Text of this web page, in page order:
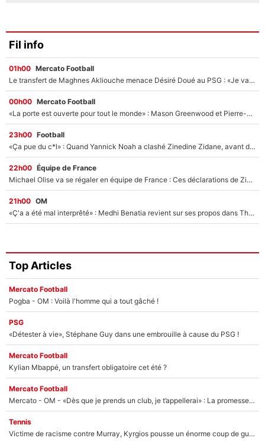
Fil info
01h00 Mercato Football
Le transfert de Maghnes Akliouche menace Désiré Doué au PSG : «Je valide à 200%»
00h00 Mercato Football
«La porte est ouverte pour tout le monde» : Mason Greenwood et Pierre-Emerick Aubameyang ont quitté l'OM, Amine Gouiri balance sur la suite du mercato et sur la réaction du vestiaire !
23h00 Football
«Ça pue du c*l» : Quand Yannick Noah a clashé Zinedine Zidane, avant de se faire recadrer par le nouveau sélectionneur de l'équipe de France !
22h00 Équipe de France
Michael Olise va se régaler en équipe de France : Ces déclarations de Zinedine Zidane qui prouvent qu'il va tout miser sur la star du Bayern Munich !
21h00 OM
«Ç'a a été mal interprêté» : Medhi Benatia revient sur ses propos dans The Bridge et précise ses conditions pour rejoindre le PSG !
Top Articles
Mercato Football
Pogba - OM : Voilà l'homme qui a tout gâché !
PSG
«Détester à vie», Stéphane Guy dans une embrouille à cause du PSG !
Mercato Football
Kylian Mbappé, un transfert obligatoire cet été ?
Mercato Football
Mercato - OM - «Dès que je prends un club, je t’appellerai» : La promesse de Marcelino au moment de claquer la porte
Tennis
Victime de racisme contre Murray, Kyrgios pousse un énorme coup de gueule !